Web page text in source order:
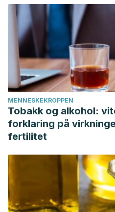
MENNESKEKROPPEN
Tobakk og alkohol:
forklaring på
fertilitet